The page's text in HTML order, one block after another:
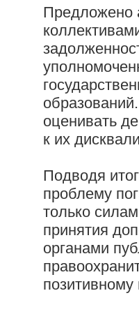
Предложено
оценивать
к их
Подводя
проблему
только
принятия
органами